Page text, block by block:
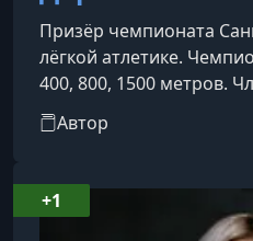
Призёр чемпионата
лёгкой атлетике.
400, 800, 1500 метров.
по легкой атлетике
и функционального
Автор
+1